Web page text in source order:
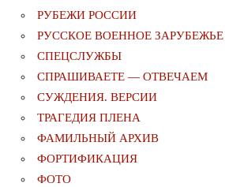
РУБЕЖИ РОССИИ
РУССКОЕ ВОЕННОЕ ЗАРУБЕЖЬЕ
СПЕЦСЛУЖБЫ
СПРАШИВАЕТЕ — ОТВЕЧАЕМ
СУЖДЕНИЯ. ВЕРСИИ
ТРАГЕДИЯ ПЛЕНА
ФАМИЛЬНЫЙ АРХИВ
ФОРТИФИКАЦИЯ
ФОТО